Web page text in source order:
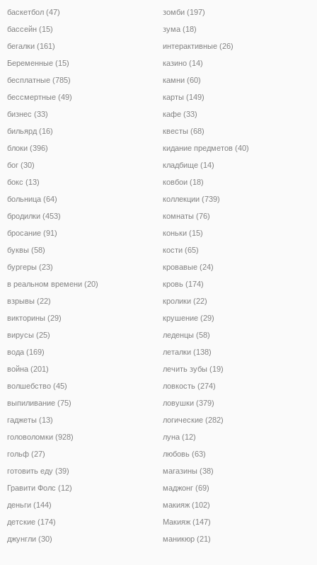
баскетбол (47)
бассейн (15)
бегалки (161)
Беременные (15)
бесплатные (785)
бессмертные (49)
бизнес (33)
бильярд (16)
блоки (396)
бог (30)
бокс (13)
больница (64)
бродилки (453)
бросание (91)
буквы (58)
бургеры (23)
в реальном времени (20)
взрывы (22)
викторины (29)
вирусы (25)
вода (169)
война (201)
волшебство (45)
выпиливание (75)
гаджеты (13)
головоломки (928)
гольф (27)
готовить еду (39)
Гравити Фолс (12)
деньги (144)
детские (174)
джунгли (30)
зомби (197)
зума (18)
интерактивные (26)
казино (14)
камни (60)
карты (149)
кафе (33)
квесты (68)
кидание предметов (40)
кладбище (14)
ковбои (18)
коллекции (739)
комнаты (76)
коньки (15)
кости (65)
кровавые (24)
кровь (174)
кролики (22)
крушение (29)
леденцы (58)
леталки (138)
лечить зубы (19)
ловкость (274)
ловушки (379)
логические (282)
луна (12)
любовь (63)
магазины (38)
маджонг (69)
макияж (102)
Макияж (147)
маникюр (21)